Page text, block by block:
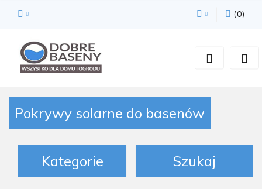
Zarejestruj się
Zgody cookies
(0)
Pokrywy solarne do basenów
Kategorie Szukaj